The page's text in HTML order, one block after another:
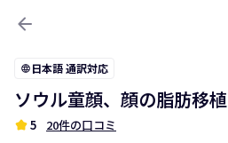
arrow_back
language 日本語 通訳対応
ソウル童顔、顔の脂肪移植
kid_star5
20件の口コミ